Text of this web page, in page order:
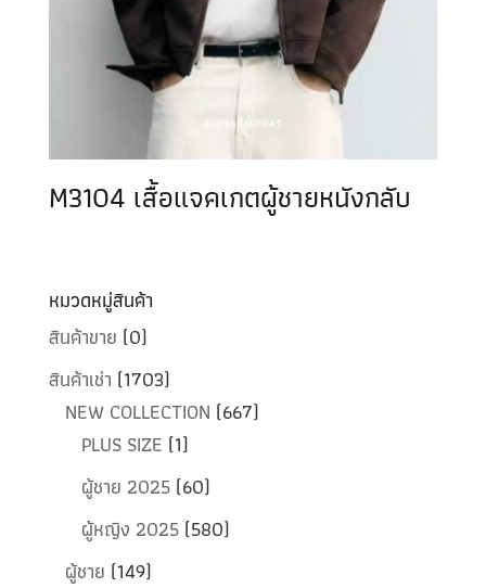
M3104 เสื้อแจคเกตผู้ชายหนังกลับ
หมวดหมู่สินค้า
สินค้าขาย (0)
สินค้าเช่า (1703)
NEW COLLECTION (667)
PLUS SIZE (1)
ผู้ชาย 2025 (60)
ผู้หญิง 2025 (580)
ผู้ชาย (149)